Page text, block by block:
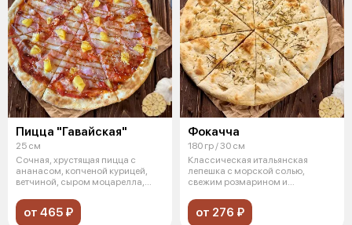
Пицца "Гавайская"
25 см
Сочная, хрустящая пицца с
ананасом, копченой курицей,
ветчиной, сыром моцарелла,
от 465 ₽
Фокачча
180 гр / 30 см
Классическая итальянская
лепешка с морской солью,
свежим розмарином и
от 276 ₽